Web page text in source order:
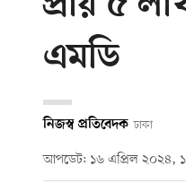
এমডি
নিজস্ব প্রতিবেদক ঢাকা
আপডেট: ১৬ এপ্রিল ২০২৪,